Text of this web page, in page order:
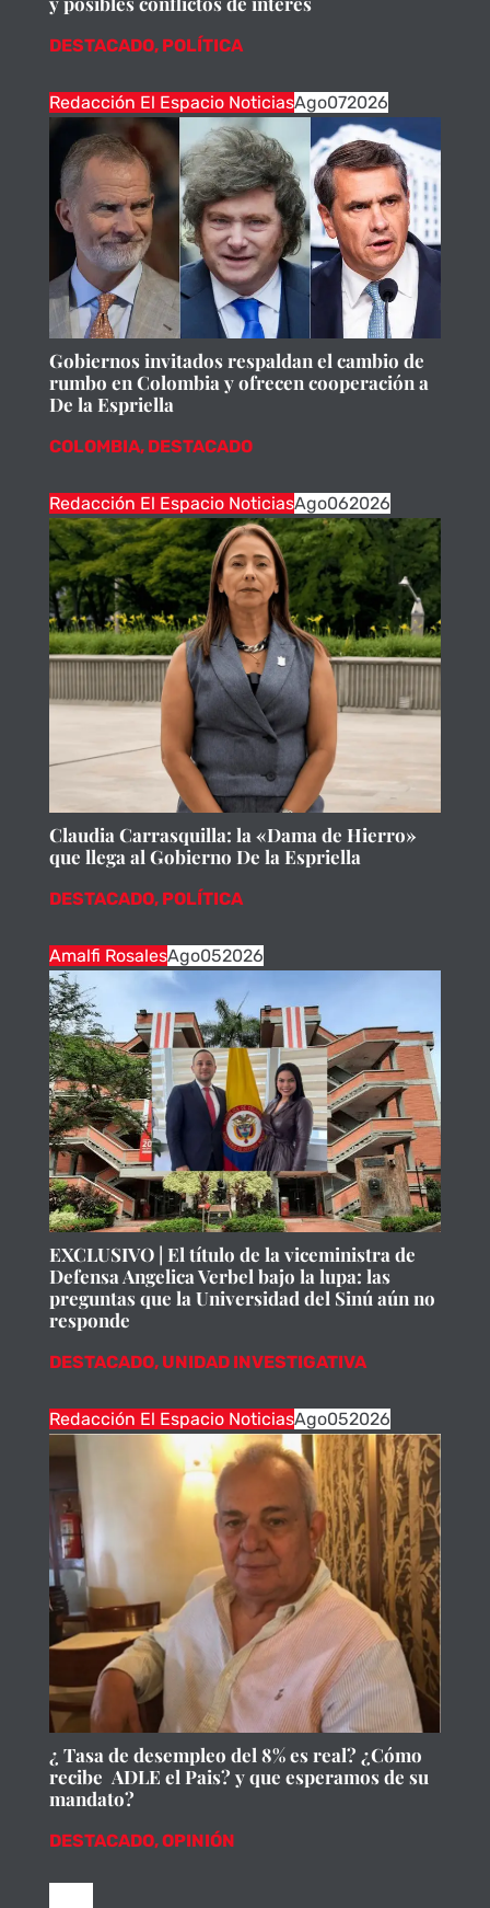
DESTACADO, POLÍTICA
Redacción El Espacio NoticiasAgo072026
Gobiernos invitados respaldan el cambio de
rumbo en Colombia y ofrecen cooperación a
De la Espriella
COLOMBIA, DESTACADO
Redacción El Espacio NoticiasAgo062026
Claudia Carrasquilla: la «Dama de Hierro»
que llega al Gobierno De la Espriella
DESTACADO, POLÍTICA
Amalfi RosalesAgo052026
EXCLUSIVO | El título de la viceministra de
Defensa Angelica Verbel bajo la lupa: las
preguntas que la Universidad del Sinú aún no
responde
DESTACADO, UNIDAD INVESTIGATIVA
Redacción El Espacio NoticiasAgo052026
¿ Tasa de desempleo del 8% es real? ¿Cómo
recibe ADLE el Pais? y que esperamos de su
mandato?
DESTACADO,OPINIÓN